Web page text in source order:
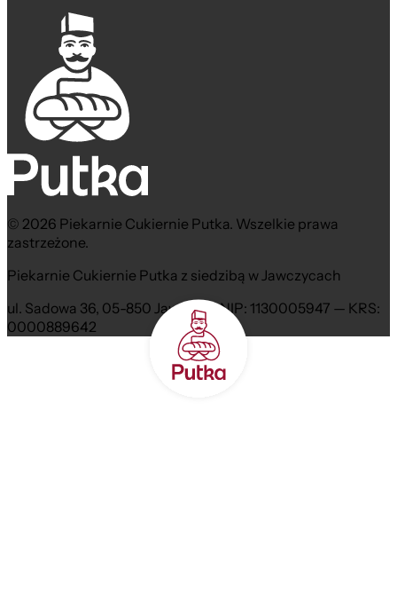
© 2026 Piekarnie Cukiernie Putka. Wszelkie prawa
zastrzeżone.
Piekarnie Cukiernie Putka z siedzibą w Jawczycach
ul. Sadowa 36, 05-850 Jawczyce NIP: 1130005947 — KRS:
0000889642